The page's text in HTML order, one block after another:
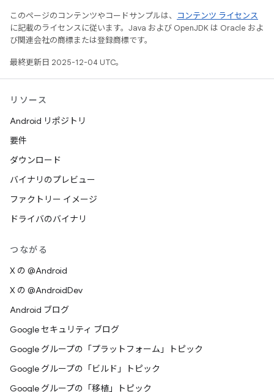
このページのコンテンツやコードサンプルは、
コンテンツ ライセンス
に記載のライセンスに従います。Java および OpenJDK は Oracle およ
び関連会社の商標または登録商標です。
最終更新日 2025-12-04 UTC。
リソース
Android リポジトリ
要件
ダウンロード
バイナリのプレビュー
ファクトリー イメージ
ドライバのバイナリ
つながる
X の @Android
X の @AndroidDev
Android ブログ
Google セキュリティ ブログ
Google グループの「プラットフォーム」トピック
Google グループの「ビルド」トピック
Google グループの「移植」トピック